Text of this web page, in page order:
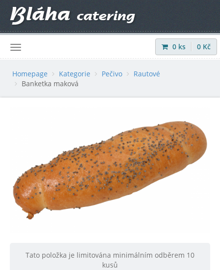
Přihlásit |Registrovat
0 ks 0 Kč
Homepage Kategorie Pečivo
Rautové
Banketka maková
Tato položka je limitována minimálním odběrem 10
kusů